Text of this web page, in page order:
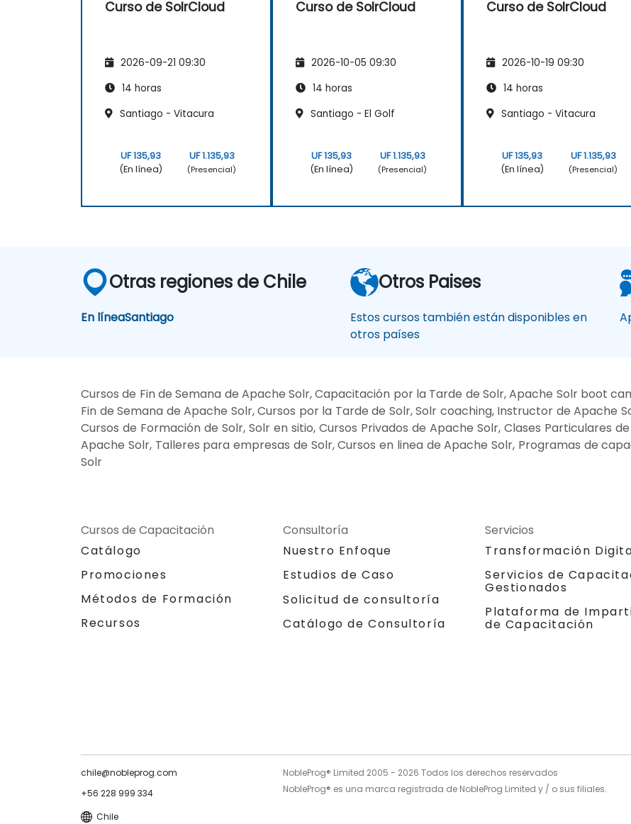
Curso de SolrCloud
2026-09-21 09:30
14 horas
Santiago - Vitacura
UF 135,93
(En línea)
UF 1.135,93
(Presencial)
Curso de SolrCloud
2026-10-05 09:30
14 horas
Santiago - El Golf
UF 135,93
(En línea)
UF 1.135,93
(Presencial)
Curso de SolrCloud
2026-10-19 09:30
14 horas
Santiago - Vitacura
UF 135,93
(En línea)
UF 1.135,93
(Presencial)
Otras regiones de Chile
En líneaSantiago
Otros Paises
Estos cursos también están disponibles en
otros países
Cursos de Fin de Semana de Apache Solr, Capacitación por la Tarde de Solr, Apache Solr boot
Fin de Semana de Apache Solr, Cursos por la Tarde de Solr, Solr coaching, Instructor de Apache
Cursos de Formación de Solr, Solr en sitio, Cursos Privados de Apache Solr, Clases Particulares
Apache Solr, Talleres para empresas de Solr, Cursos en linea de Apache Solr, Programas de
Solr
Cursos de Capacitación
Catálogo
Promociones
Métodos de Formación
Recursos
Consultoría
Nuestro Enfoque
Estudios de Caso
Solicitud de consultoría
Catálogo de Consultoría
Servicios
Transformación
Servicios de
Gestionados
Plataforma de
de Capacitación
chile@nobleprog.com
+56 228 999 334
Chile
NobleProg® Limited 2005 - 2026 Todos los derechos reservados
NobleProg® es una marca registrada de NobleProg Limited y / o sus filiales.